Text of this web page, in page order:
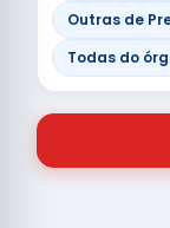
Outras de
Todas do